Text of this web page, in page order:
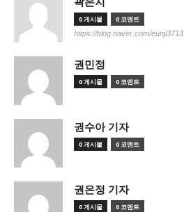
0 게시물 0 코멘트
https://blog.naver.com/eunji3713
권민정
0 게시물 0 코멘트
권수아 기자
0 게시물 0 코멘트
권은정 기자
0 게시물 0 코멘트